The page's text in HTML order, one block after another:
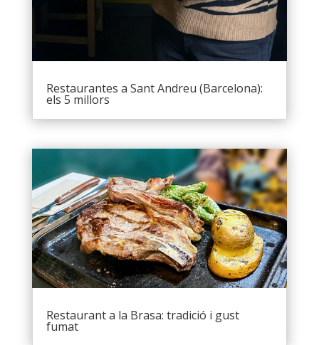
Restaurantes a Sant Andreu (Barcelona):
els 5 millors
Restaurant a la Brasa: tradició i gust
fumat